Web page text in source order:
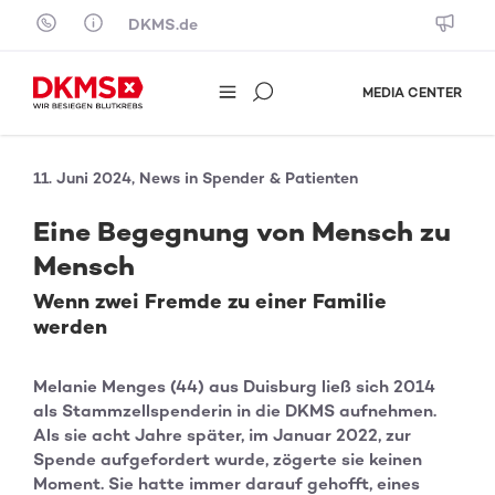
Skip to content
DKMS.de
MEDIA CENTER
11. Juni 2024, News in Spender & Patienten
Eine Begegnung von Mensch zu
Mensch
Wenn zwei Fremde zu einer Familie
werden
Melanie Menges (44) aus Duisburg ließ sich 2014
als Stammzellspenderin in die DKMS aufnehmen.
Als sie acht Jahre später, im Januar 2022, zur
Spende aufgefordert wurde, zögerte sie keinen
Moment. Sie hatte immer darauf gehofft, eines